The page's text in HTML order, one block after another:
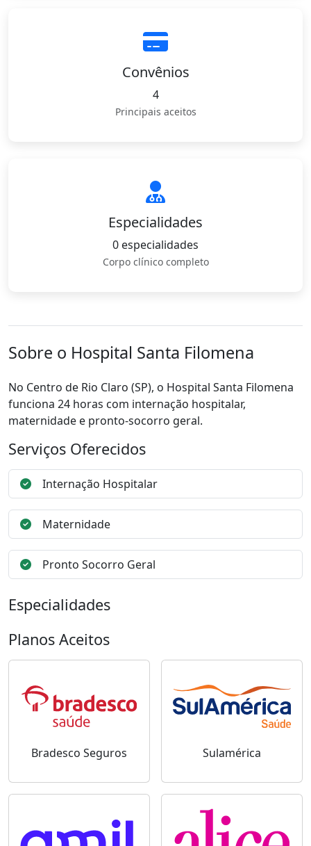
Convênios
4
Principais aceitos
Especialidades
0 especialidades
Corpo clínico completo
Sobre o Hospital Santa Filomena
No Centro de Rio Claro (SP), o Hospital Santa Filomena
funciona 24 horas com internação hospitalar,
maternidade e pronto-socorro geral.
Serviços Oferecidos
Internação Hospitalar
Maternidade
Pronto Socorro Geral
Especialidades
Planos Aceitos
Bradesco Seguros Sulamérica